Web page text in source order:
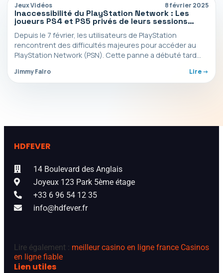
Jeux Vidéos 8 février 2025
Inaccessibilité du PlayStation Network : Les
joueurs PS4 et PS5 privés de leurs sessions
depuis vendredi
Depuis le 7 février, les utilisateurs de PlayStation
rencontrent des difficultés majeures pour accéder au
PlayStation Network (PSN). Cette panne a débuté tard
Jimmy Falro Lire ->
HDFEVER
14 Boulevard des Anglais
Joyeux 123 Park 5ème étage
+33 6 96 54 12 35
info@hdfever.fr
Lire également : meilleur casino en ligne france Casinos
en ligne fiable
Lien utiles